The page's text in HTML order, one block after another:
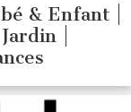
& Enfant